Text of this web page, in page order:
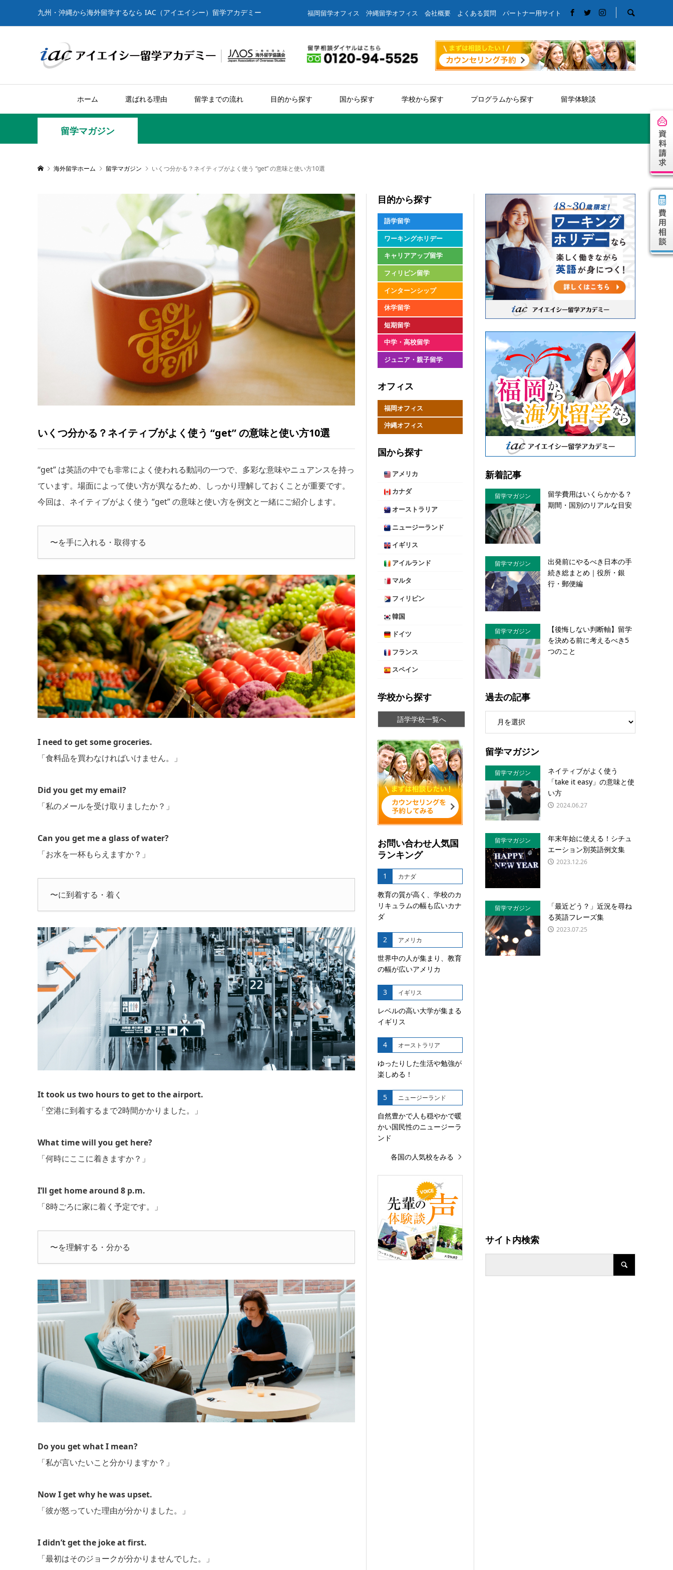
九州・沖縄から海外留学するなら IAC（アイエイシー）留学アカデミー 福岡留学オフィス 沖縄留学オフィス 会社概要 よくある質問 パートナー用サイト
ホーム 選ばれる理由 留学までの流れ 目的から探す 国から探す 学校から探す プログラムから探す 留学体験談
留学マガジン
海外留学ホーム 留学マガジン いくつ分かる？ネイティブがよく使う “get” の意味と使い方10選
いくつ分かる？ネイティブがよく使う “get” の意味と使い方10選
“get” は英語の中でも非常によく使われる動詞の一つで、多彩な意味やニュアンスを持っ
ています。場面によって使い方が異なるため、しっかり理解しておくことが重要です。
今回は、ネイティブがよく使う “get” の意味と使い方を例文と一緒にご紹介します。
〜を手に入れる・取得する
I need to get some groceries.
「食料品を買わなければいけません。」
Did you get my email?
「私のメールを受け取りましたか？」
Can you get me a glass of water?
「お水を一杯もらえますか？」
〜に到着する・着く
It took us two hours to get to the airport.
「空港に到着するまで2時間かかりました。」
What time will you get here?
「何時にここに着きますか？」
I’ll get home around 8 p.m.
「8時ごろに家に着く予定です。」
〜を理解する・分かる
Do you get what I mean?
「私が言いたいこと分かりますか？」
Now I get why he was upset.
「彼が怒っていた理由が分かりました。」
I didn’t get the joke at first.
「最初はそのジョークが分かりませんでした。」
目的から探す
語学留学
ワーキングホリデー
キャリアアップ留学
フィリピン留学
インターンシップ
休学留学
短期留学
中学・高校留学
ジュニア・親子留学
オフィス
福岡オフィス
沖縄オフィス
国から探す
アメリカ
カナダ
オーストラリア
ニュージーランド
イギリス
アイルランド
マルタ
フィリピン
韓国
ドイツ
フランス
スペイン
学校から探す
語学学校一覧へ
お問い合わせ人気国
ランキング
1 カナダ
教育の質が高く、学校のカ
リキュラムの幅も広いカナ
ダ
2 アメリカ
世界中の人が集まり、教育
の幅が広いアメリカ
3 イギリス
レベルの高い大学が集まる
イギリス
4 オーストラリア
ゆったりした生活や勉強が
楽しめる！
5 ニュージーランド
自然豊かで人も穏やかで暖
かい国民性のニュージーラ
ンド
各国の人気校をみる
新着記事
留学マガジン
留学費用はいくらかかる？
期間・国別のリアルな目安
留学マガジン
出発前にやるべき日本の手
続き総まとめ｜役所・銀
行・郵便編
留学マガジン
【後悔しない判断軸】留学
を決める前に考えるべき5
つのこと
過去の記事
留学マガジン
留学マガジン
ネイティブがよく使う
「take it easy」の意味と使
い方
2024.06.27
留学マガジン
年末年始に使える！シチュ
エーション別英語例文集
2023.12.26
留学マガジン
「最近どう？」近況を尋ね
る英語フレーズ集
2023.07.25
サイト内検索